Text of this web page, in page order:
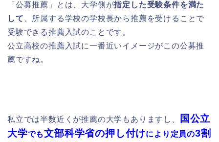
「公募推薦」とは、大学側が指定した受験条件を満た
して 、所属する学校の学校長から推薦を受けることで
受験できる推薦入試のことです。
公立高校の推薦入試に一番近いイメージがこの公募推
薦ですね。
私立では半数近くが推薦の大学もありますし、
国公立
大学でも文部科学省の押し付けにより定員の3割